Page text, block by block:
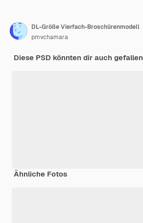
DL-Größe Vierfach-Broschürenmodell
pmvchamara
Diese PSD könnten dir auch gefallen
Ähnliche Fotos